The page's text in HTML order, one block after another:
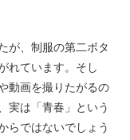
が、制服の第二ボタ
れています。そし
動画を撮りたがるの
実は「青春」という
らではないでしょう